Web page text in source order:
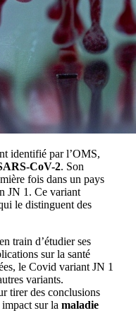
identifié par l’OMS,
CoV-2. Son
fois dans un pays
JN 1. Ce variant
le distinguent des
train d’étudier ses
sur la santé
le Covid variant JN 1
variants.
tirer des conclusions
sur la maladie